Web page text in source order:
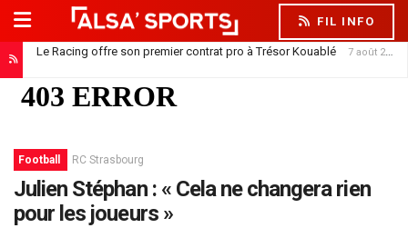
FIL INFO
Le Racing offre son premier contrat pro à Trésor Kouablé 7 août 2026
Football RC Strasbourg
Julien Stéphan : « Cela ne changera rien
pour les joueurs »